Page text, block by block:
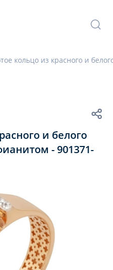
кольцо из красного и
и белого
- 901371-